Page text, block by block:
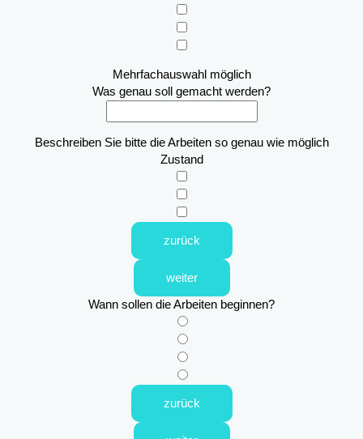
Mehrfachauswahl möglich
Was genau soll gemacht werden?
Beschreiben Sie bitte die Arbeiten so genau wie möglich
Zustand
zurück
weiter
Wann sollen die Arbeiten beginnen?
zurück